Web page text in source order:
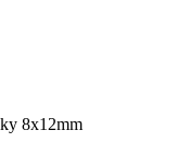
8x12mm